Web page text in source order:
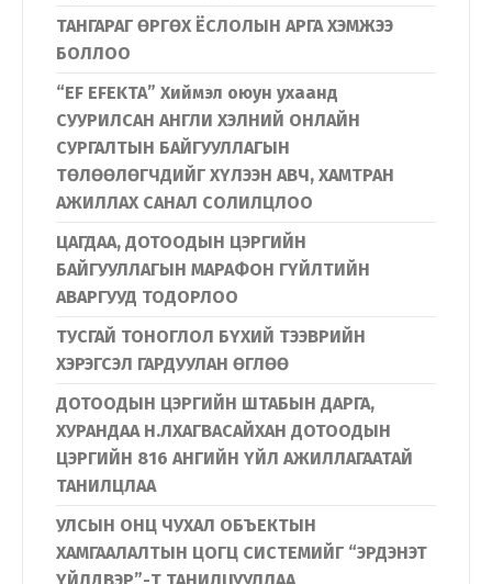
ТАНГАРАГ ӨРГӨХ ЁСЛОЛЫН АРГА ХЭМЖЭЭ
БОЛЛОО
“EF EFEKTA” Хиймэл оюун ухаанд
СУУРИЛСАН АНГЛИ ХЭЛНИЙ ОНЛАЙН
СУРГАЛТЫН БАЙГУУЛЛАГЫН
ТӨЛӨӨЛӨГЧДИЙГ ХҮЛЭЭН АВЧ, ХАМТРАН
АЖИЛЛАХ САНАЛ СОЛИЛЦЛОО
ЦАГДАА, ДОТООДЫН ЦЭРГИЙН
БАЙГУУЛЛАГЫН МАРАФОН ГҮЙЛТИЙН
АВАРГУУД ТОДОРЛОО
ТУСГАЙ ТОНОГЛОЛ БҮХИЙ ТЭЭВРИЙН
ХЭРЭГСЭЛ ГАРДУУЛАН ӨГЛӨӨ
ДОТООДЫН ЦЭРГИЙН ШТАБЫН ДАРГА,
ХУРАНДАА Н.ЛХАГВАСАЙХАН ДОТООДЫН
ЦЭРГИЙН 816 АНГИЙН ҮЙЛ АЖИЛЛАГААТАЙ
ТАНИЛЦЛАА
УЛСЫН ОНЦ ЧУХАЛ ОБЪЕКТЫН
ХАМГААЛАЛТЫН ЦОГЦ СИСТЕМИЙГ “ЭРДЭНЭТ